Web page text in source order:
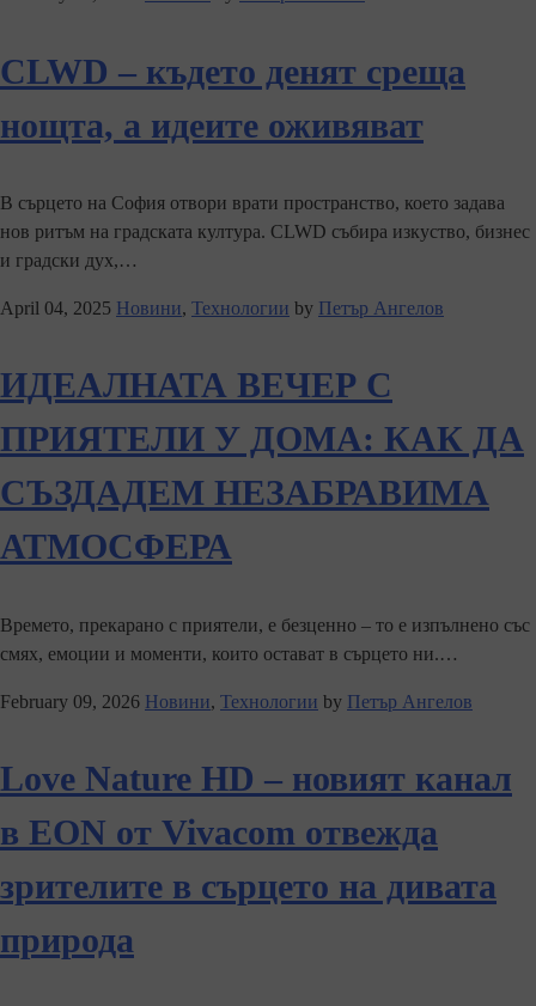
CLWD – където денят среща
нощта, а идеите оживяват
В сърцето на София отвори врати пространство, което задава
нов ритъм на градската култура. CLWD събира изкуство, бизнес
и градски дух,…
April 04, 2025 Новини, Технологии by Петър Ангелов
ИДЕАЛНАТА ВЕЧЕР С
ПРИЯТЕЛИ У ДОМА: КАК ДА
СЪЗДАДЕМ НЕЗАБРАВИМА
АТМОСФЕРА
Времето, прекарано с приятели, е безценно – то е изпълнено със
смях, емоции и моменти, които остават в сърцето ни.…
February 09, 2026 Новини, Технологии by Петър Ангелов
Love Nature HD – новият канал
в EON от Vivacom отвежда
зрителите в сърцето на дивата
природа